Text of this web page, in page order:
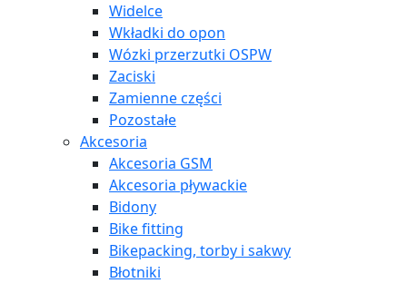
Widelce
Wkładki do opon
Wózki przerzutki OSPW
Zaciski
Zamienne części
Pozostałe
Akcesoria
Akcesoria GSM
Akcesoria pływackie
Bidony
Bike fitting
Bikepacking, torby i sakwy
Błotniki